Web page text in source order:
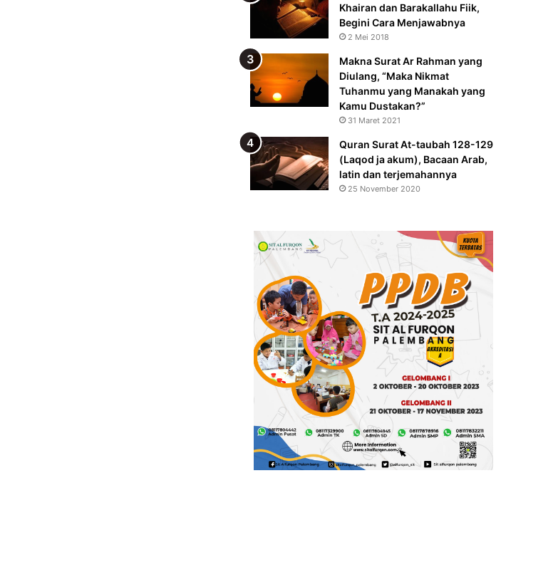
Khairan dan Barakallahu Fiik,
Begini Cara Menjawabnya
2 Mei 2018
Makna Surat Ar Rahman yang
Diulang, “Maka Nikmat
Tuhanmu yang Manakah yang
Kamu Dustakan?”
31 Maret 2021
Quran Surat At-taubah 128-129
(Laqod ja akum), Bacaan Arab,
latin dan terjemahannya
25 November 2020